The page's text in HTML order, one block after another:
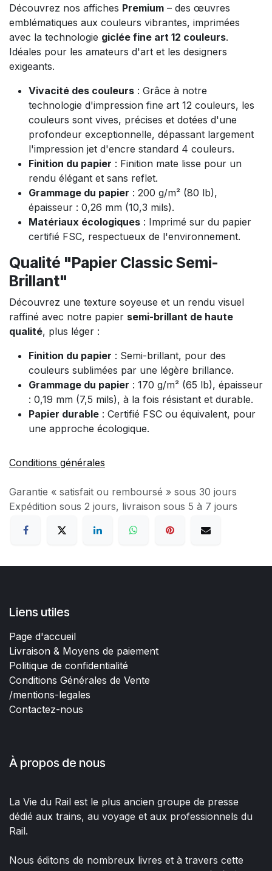
Découvrez nos affiches Premium – des œuvres
emblématiques aux couleurs vibrantes, imprimées
avec la technologie giclée fine art 12 couleurs.
Idéales pour les amateurs d'art et les designers
exigeants.
Vivacité des couleurs : Grâce à notre
technologie d'impression fine art 12 couleurs, les
couleurs sont vives, précises et dotées d'une
profondeur exceptionnelle, dépassant largement
l'impression jet d'encre standard 4 couleurs.
Finition du papier : Finition mate lisse pour un
rendu élégant et sans reflet.
Grammage du papier : 200 g/m² (80 lb),
épaisseur : 0,26 mm (10,3 mils).
Matériaux écologiques : Imprimé sur du papier
certifié FSC, respectueux de l'environnement.
Qualité "Papier Classic Semi-
Brillant"
Découvrez une texture soyeuse et un rendu visuel
raffiné avec notre papier semi-brillant de haute
qualité, plus léger :
Finition du papier : Semi-brillant, pour des
couleurs sublimées par une légère brillance.
Grammage du papier : 170 g/m² (65 lb), épaisseur
: 0,19 mm (7,5 mils), à la fois résistant et durable.
Papier durable : Certifié FSC ou équivalent, pour
une approche écologique.
Conditions générales
Garantie « satisfait ou remboursé » sous 30 jours
Expédition sous 2 jours, livraison sous 5 à 7 jours
Liens utiles
Page d'accueil
Livraison & Moyens de paiement
Politique de confidentialité
Conditions Générales de Vente
/mentions-legales
Contactez-nous
À propos de nous
La Vie du Rail est le plus ancien groupe de presse
dédié aux trains, au voyage et aux professionnels du
Rail.
Nous éditons de nombreux livres et à travers cette